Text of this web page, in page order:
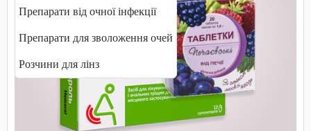
Препарати від очної інфекції
Препарати для зволоження очей
Розчини для лінз